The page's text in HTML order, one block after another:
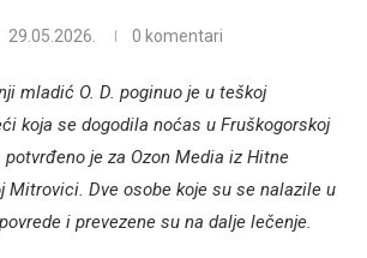
29.05.2026. 0 komentari
mladić O. D. poginuo je u teškoj
koja se dogodila noćas u Fruškogorskoj
je za Ozon Media iz Hitne
Mitrovici. Dve osobe koje su se nalazile u
i prevezene su na dalje lečenje.